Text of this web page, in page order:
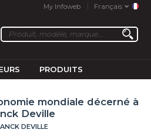
My Infoweb Français
PRODUITS
mondiale décerné à
Deville
DEVILLE